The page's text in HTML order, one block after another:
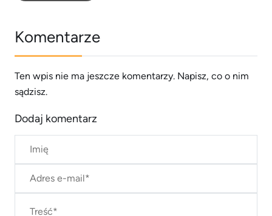
Komentarze
Ten wpis nie ma jeszcze komentarzy. Napisz, co o nim
sądzisz.
Dodaj komentarz